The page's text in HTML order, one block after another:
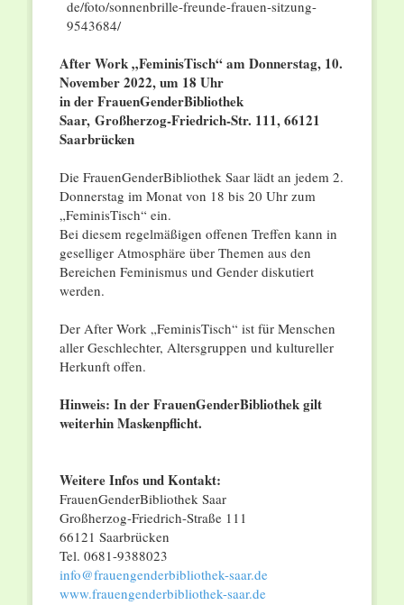
After Work „FeminisTisch“ am Donnerstag, 10.
November 2022, um 18 Uhr
in der FrauenGenderBibliothek
Saar, Großherzog-Friedrich-Str. 111, 66121
Saarbrücken
Die FrauenGenderBibliothek Saar lädt an jedem 2.
Donnerstag im Monat von 18 bis 20 Uhr zum
„FeminisTisch“ ein.
Bei diesem regelmäßigen offenen Treffen kann in
geselliger Atmosphäre über Themen aus den
Bereichen Feminismus und Gender diskutiert
werden.
Der After Work „FeminisTisch“ ist für Menschen
aller Geschlechter, Altersgruppen und kultureller
Herkunft offen.
Hinweis: In der FrauenGenderBibliothek gilt
weiterhin Maskenpflicht.
Weitere Infos und Kontakt:
FrauenGenderBibliothek Saar
Großherzog-Friedrich-Straße 111
66121 Saarbrücken
Tel. 0681-9388023
info@frauengenderbibliothek-saar.de
www.frauengenderbibliothek-saar.de